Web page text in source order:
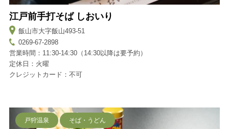
江戸前手打そば しおいり
飯山市大字飯山493-51
0269-67-2898
営業時間：11:30-14:30（14:30以降は要予約）
定休日：火曜
クレジットカード：不可
戸狩温泉 そば・うどん